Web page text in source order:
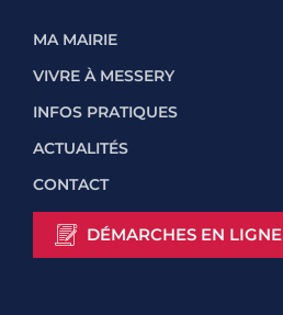
MA MAIRIE
VIVRE À MESSERY
INFOS PRATIQUES
ACTUALITÉS
CONTACT
DÉMARCHES EN LIGNE